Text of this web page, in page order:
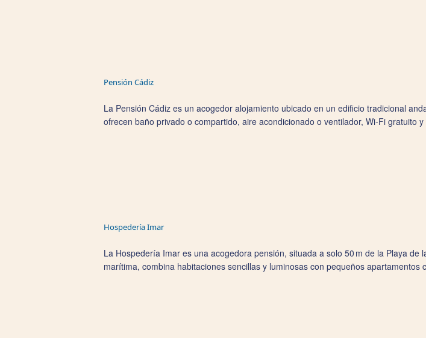
Pensión Cádiz
La Pensión Cádiz es un acogedor alojamiento ubicado en un edificio tradicional
ofrecen baño privado o compartido, aire acondicionado o ventilador, Wi‑Fi gratuito
Hospedería Imar
La Hospedería Imar es una acogedora pensión, situada a solo 50 m de la Playa
marítima, combina habitaciones sencillas y luminosas con pequeños